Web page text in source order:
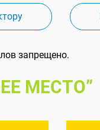
запрещено.
МЕСТО”